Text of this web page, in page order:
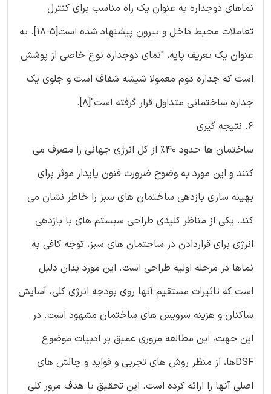
نماهای دوجداره به عنوان یک راه مناسب برای کنترل
تعاملات محیط داخل و بیرون پیشنهاد شده است[5-18]. به
عنوان یک تعریف پایه، "نمای دوجداره نوع خاصی از پوشش
است که جداره دوم معمولا شیشه شفاف است و جلوی یک
جداره ساختمانی متداول قرار گرفته است"[8].
6. نتیجه گیری
ساختمان ها حدود 40% از کل انرژی جهانی را مصرف می
کنند و این مورد به وضوح ضرورت فنون پایدار موثر برای
بهینه سازی بازدهی ساختمان های سبز را خاطر نشان می
کند. یکی از مناظر کلیدی طراحی سیستم های با بازدهی
انرژی برای قراردادن در ساختمان های سبز، توجه کافی به
نماها در مرحله اولیه طراحی است. این مورد بدان دلیل
است که تاثیرات مستقیم آنها روی بودجه انرژی کلی، آسایش
ساکنان و هزینه سرویس های ساختمان مشهود است. در
این جهت، این مطالعه مروری عمیق بر ادبیات موضوع
DSFها، از منظر روش های تجربی و فواید و چالش های
اصلی آنها را ارائه کرده است. این تحقیق با هدف مرور کلی